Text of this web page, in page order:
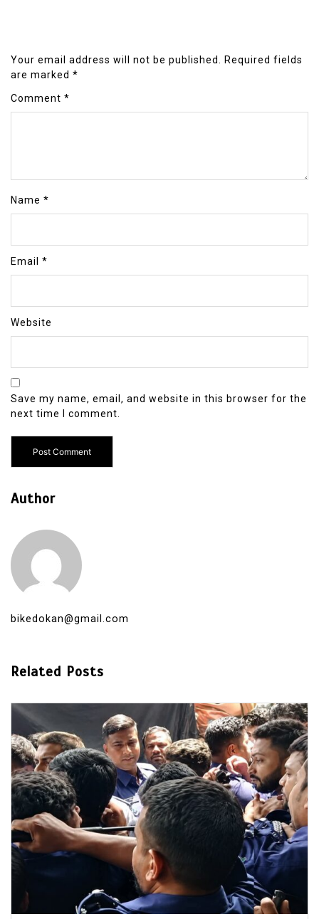
Your email address will not be published. Required fields
are marked *
Comment *
Name *
Email *
Website
Save my name, email, and website in this browser for the
next time I comment.
Author
bikedokan@gmail.com
Related Posts